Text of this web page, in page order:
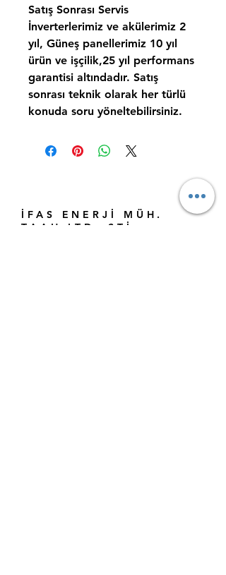
Satış Sonrası Servis
İnverterlerimiz ve akülerimiz 2
yıl, Güneş panellerimiz 10 yıl
ürün ve işçilik,25 yıl performans
garantisi altındadır. Satış
sonrası teknik olarak her türlü
konuda soru yöneltebilirsiniz.
İFAS ENERJİ MÜH.
TAAH LTD. ŞTİ